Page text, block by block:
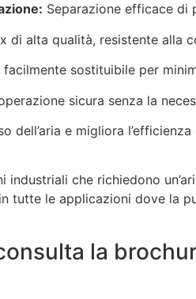
Separazione efficace di
di alta qualità, resistente alla
sostituibile per
sicura senza la
dell’aria e migliora
che richiedono
tutte le applicazioni dove la
la